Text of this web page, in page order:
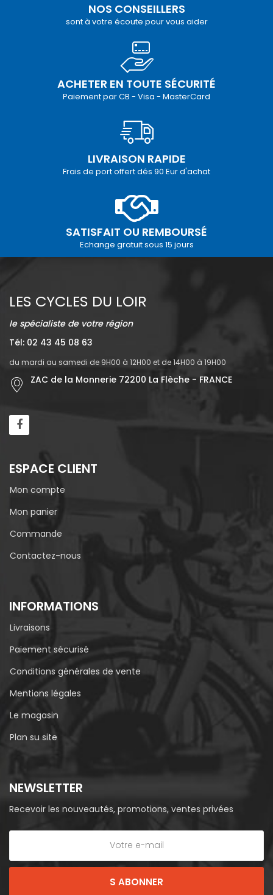
NOS CONSEILLERS
sont à votre écoute pour vous aider
ACHETER EN TOUTE SÉCURITÉ
Paiement par CB - Visa - MasterCard
LIVRAISON RAPIDE
Frais de port offert dés 90 Eur d'achat
SATISFAIT OU REMBOURSÉ
Echange gratuit sous 15 jours
LES CYCLES DU LOIR
le spécialiste de votre région
Tél: 02 43 45 08 63
du mardi au samedi de 9H00 à 12H00 et de 14H00 à 19H00
ZAC de la Monnerie 72200 La Flèche - FRANCE
ESPACE CLIENT
Mon compte
Mon panier
Commande
Contactez-nous
INFORMATIONS
Livraisons
Paiement sécurisé
Conditions générales de vente
Mentions légales
Le magasin
Plan su site
NEWSLETTER
Recevoir les nouveautés, promotions, ventes privées
S ABONNER